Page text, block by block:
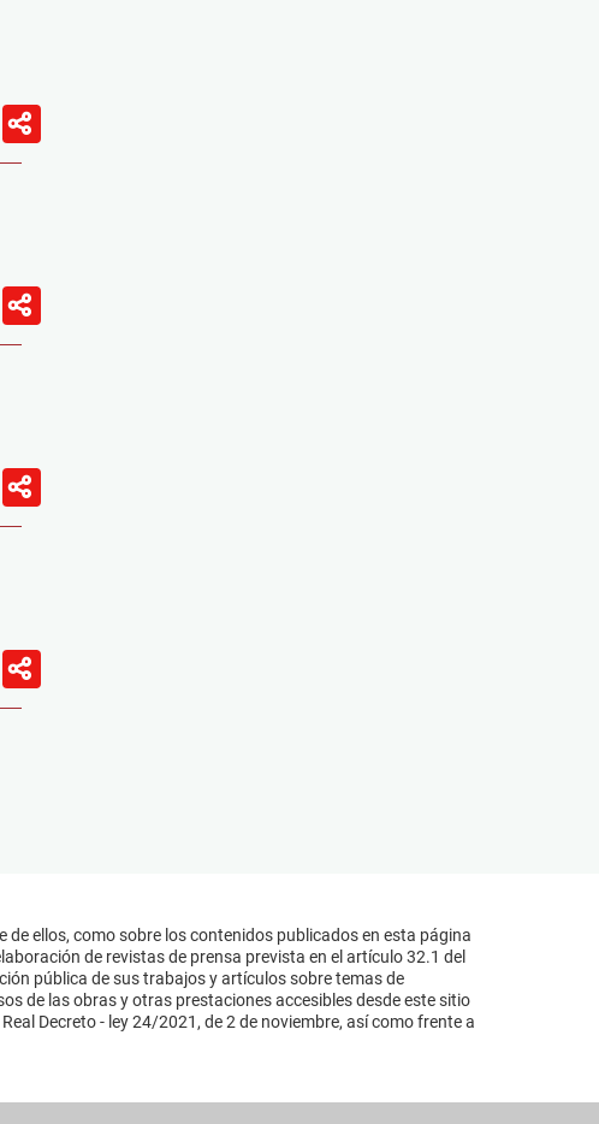
ellos, como sobre los contenidos publicados en esta página
de revistas de prensa prevista en el artículo 32.1 del
pública de sus trabajos y artículos sobre temas de
de las obras y otras prestaciones accesibles desde este sitio
Decreto - ley 24/2021, de 2 de noviembre, así como frente a